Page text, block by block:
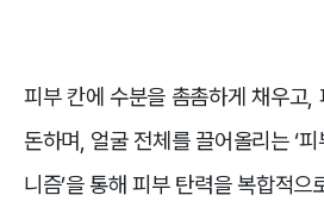
피부 칸에 수분을 촘촘하게 채우고,
돈하며, 얼굴 전체를 끌어올리는 ‘
니즘’을 통해 피부 탄력을 복합적